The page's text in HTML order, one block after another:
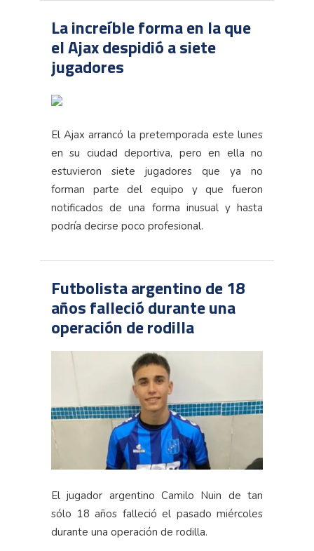
La increíble forma en la que
el Ajax despidió a siete
jugadores
El Ajax arrancó la pretemporada este lunes
en su ciudad deportiva, pero en ella no
estuvieron siete jugadores que ya no
forman parte del equipo y que fueron
notificados de una forma inusual y hasta
podría decirse poco profesional.
Futbolista argentino de 18
años falleció durante una
operación de rodilla
El jugador argentino Camilo Nuin de tan
sólo 18 años falleció el pasado miércoles
durante una operación de rodilla.